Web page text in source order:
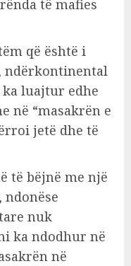
të mafies
që është i
ka luajtur edhe
në “masakrën e
jetë dhe të
të bëjnë me një
nuk
ka ndodhur në
në